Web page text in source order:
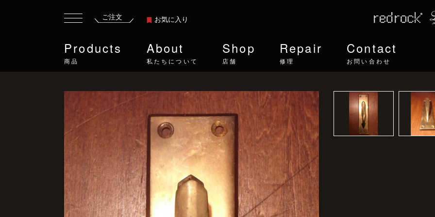
ご注文 お気に入り
Products
商品
About
私たちについて
Shop
店舗
Repair
修理
Contact
お問い合わせ